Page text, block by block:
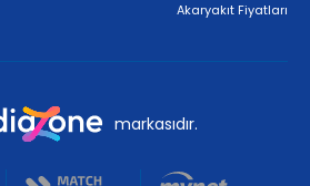
Akaryakıt Fiyatları
markasıdır.